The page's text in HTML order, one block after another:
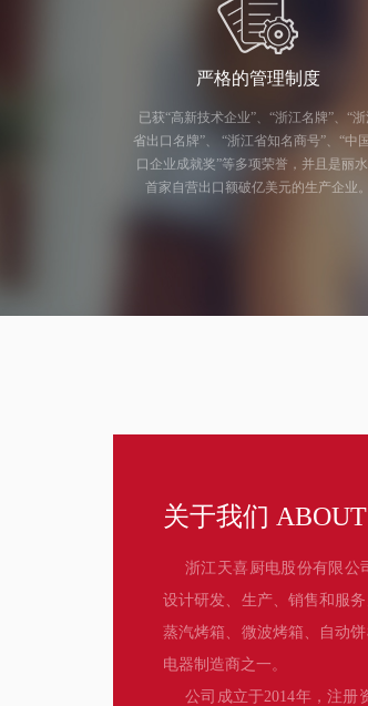
严格的管理制度
已获“高新技术企业”、“浙江名牌”、“浙
省出口名牌”、 “浙江省知名商号”、“中
口企业成就奖”等多项荣誉，并且是丽
首家自营出口额破亿美元的生产企业。
关于我们
浙江天喜厨电股份有限公
设计研发、生产、销售和服
蒸汽烤箱、微波烤箱、自动
电器制造商之一。
公司成立于2014年，注册